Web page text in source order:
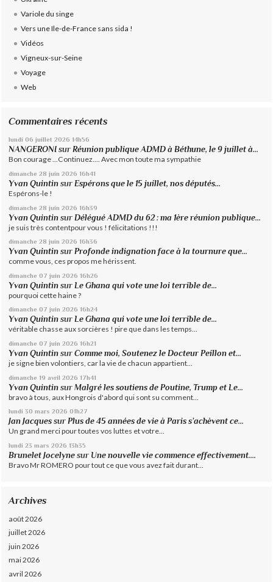
Variole du singe
Vers une Ile-de-France sans sida !
Vidéos
Vigneux-sur-Seine
Voyage
Web
Commentaires récents
lundi 06 juillet 2026 14h56
NANGERONI surRéunion publique ADMD à Béthune, le 9 juillet à...
Bon courage ...Continuez.... Avec mon toute ma sympathie
dimanche 28 juin 2026 16h41
Yvan Quintin surEspérons que le 15 juillet, nos députés...
Espérons-le !
dimanche 28 juin 2026 16h39
Yvan Quintin surDélégué ADMD du 62 : ma 1ère réunion publique...
je suis très contentpour vous ! félicitations !!!
dimanche 28 juin 2026 16h36
Yvan Quintin surProfonde indignation face à la tournure que...
comme vous, ces propos me hérissent.
dimanche 07 juin 2026 16h26
Yvan Quintin sur Le Ghana qui vote une loi terrible de...
pourquoi cette haine ?
dimanche 07 juin 2026 16h24
Yvan Quintin surLe Ghana qui vote une loi terrible de...
véritable chasse aux sorcières ! pire que dans les temps...
dimanche 07 juin 2026 16h21
Yvan Quintin surComme moi, Soutenez le Docteur Peillon et...
je signe bien volontiers, car la vie de chacun appartient...
dimanche 19 avril 2026 17h41
Yvan Quintin surMalgré les soutiens de Poutine, Trump et Le...
bravo à tous, aux Hongrois d'abord qui sont su comment...
lundi 30 mars 2026 01h27
Jan Jacques surPlus de 45 années de vie à Paris s’achèvent ce...
Un grand merci pour toutes vos luttes et votre...
lundi 23 mars 2026 13h35
Brunelet Jocelyne sur Une nouvelle vie commence effectivement....
Bravo Mr ROMERO pour tout ce que vous avez fait durant...
Archives
août 2026
juillet 2026
juin 2026
mai 2026
avril 2026